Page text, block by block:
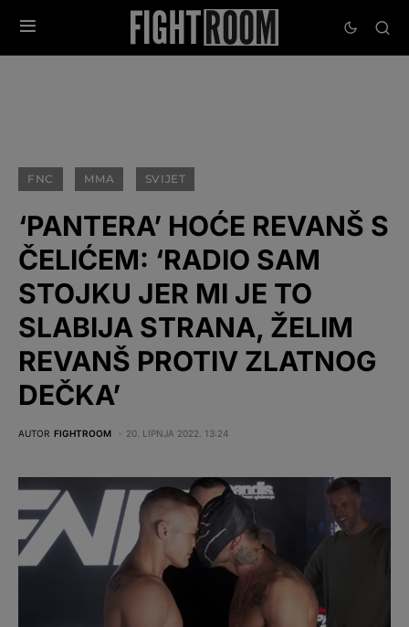
FNC MMA SVIJET
‘PANTERA’ HOĆE REVANŠ S
ČELIĆEM: ‘RADIO SAM
STOJKU JER MI JE TO
SLABIJA STRANA, ŽELIM
REVANŠ PROTIV ZLATNOG
DEČKA’
AUTOR FIGHTROOM 20. LIPNJA 2022. 13:24